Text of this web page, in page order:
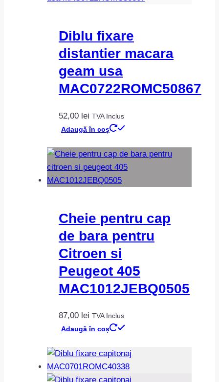
Diblu fixare
distantier macara
geam usa
MAC0722ROMC50867
52,00 lei TVA Inclus
Adaugă în coș
Cheie pentru cap
de bara pentru
Citroen si
Peugeot 405
MAC1012JEBQ0505
87,00 lei TVA Inclus
Adaugă în coș